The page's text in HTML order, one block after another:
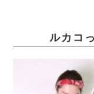
ルカコ